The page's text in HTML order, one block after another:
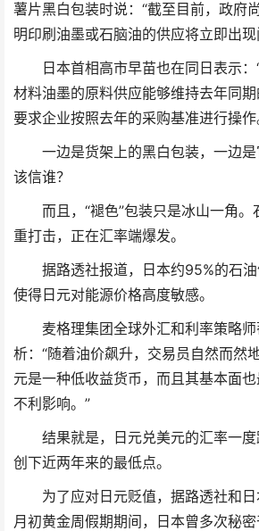
薯片黑白包装时说：“截至目前，政府
明印刷油墨或石脑油的供应将立即出现
日本首相高市早苗也在同日表示：
材料油墨的原料供应能够维持去年同
要求企业按照去年的采购基准进行操作
一边是货架上的黑白包装，一边是
该信谁？
而且，“褪色”包装只是冰山一角。
重打击，正在汇率端爆发。
据路透社报道，日本约95%的石油
使得日元对能源价格高度敏感。
麦格理集团全球外汇和利率策略师
析：“随着油价飙升，交易员自然而然
元是一种低收益货币，而且其基本面
不利影响。”
结果就是，日元兑美元的汇率一度
创下近两年来的最低点。
为了应对日元贬值，据路透社和日
月初黄金周假期期间，日本曾多次秘